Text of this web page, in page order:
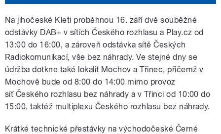
Na jihočeské Kleti proběhnou 16. září dvě souběžné
odstávky DAB+ v sítích Českého rozhlasu a Play.cz od
13:00 do 16:00, a zároveň odstávka sítě Českých
Radiokomunikací, vše bez náhrady. Ve stejné dny se
údržba dotkne také lokalit Mochov a Třinec, přičemž v
Mochově bude od 8:00 do 14:00 mimo provoz
síť Českého rozhlasu bez náhrady a v Třinci od 10:00 do
15:00, taktéž multiplexu Českého rozhlasu bez náhrady.
Krátké technické přestávky na východočeské Černé